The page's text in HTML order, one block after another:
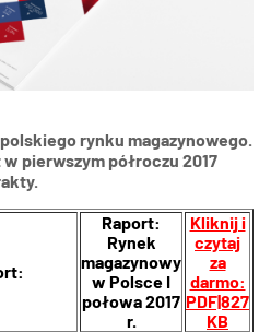
rynku magazynowego.
pierwszym półroczu 2017
Raport:
Rynek
magazynowy
w Polsce I
połowa 2017
r.
Kliknij i
czytaj
za
darmo:
PDF|827
KB